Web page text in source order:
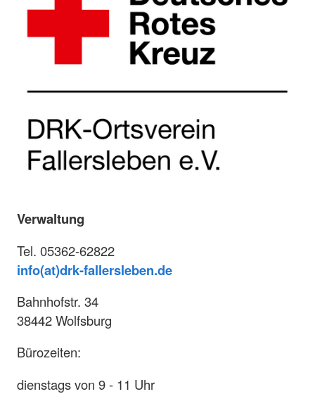
Verwaltung
Tel. 05362-62822
info(at)drk-fallersleben.de
Bahnhofstr. 34
38442 Wolfsburg
Bürozeiten:
dienstags von 9 - 11 Uhr